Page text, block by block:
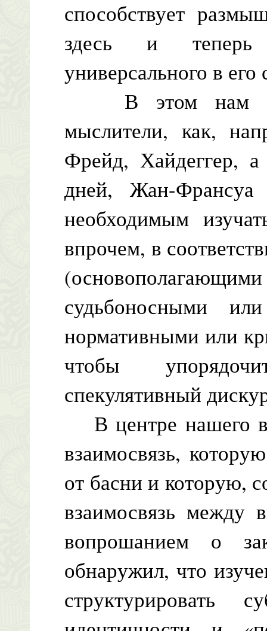
способствует
здесь и
универсального в
В этом нам
мыслители, как,
Фрейд, Хайдеггер,
дней, Жан-
необходимым
впрочем, в
судьбоносными
нормативными или
чтобы
спекулятивный
В центре нашего
взаимосвязь,
от басни и которую,
взаимосвязь между
вопрошанием о
обнаружил, что
структурировать